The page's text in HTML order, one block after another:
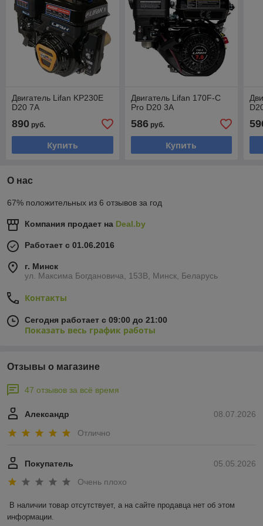
Двигатель Lifan KP230E
D20 7А
890 руб.
Купить
Двигатель Lifan 170F-C
Pro D20 3А
586руб.
Купить
О нас
67% положительных из 6 отзывов за год
Компания продает на Deal.by
Работает с 01.06.2016
г. Минск
ул. Максима Богдановича, 153В, Минск, Беларусь
Контакты
Сегодня работает с 09:00 до 21:00
Показать весь график работы
Отзывы о магазине
47 отзывов за всё время
08.07.2026
Александр
Отлично
05.05.2026
Покупатель
Очень плохо
В наличии товар отсутствует, а на сайте продавца нет об этом
информации.